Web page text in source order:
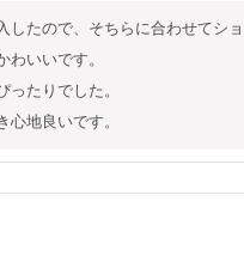
したので、そちらに合わせてシ
わいいです。
ったりでした。
心地良いです。